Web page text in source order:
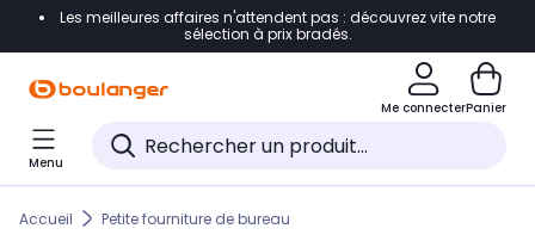
Accéder directement à la navigation
Accéder directement au pied de page
Accéder directement au chatbot
Les meilleures affaires n'attendent pas : découvrez vite notre
sélection à prix bradés.
Me connecterPanier
Menu
Accueil Petite fourniture de bureau